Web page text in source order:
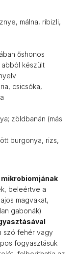
málna, ribizli,
őshonos
készült
csicsóka,
zöldbanán (más
burgonya, rizs,
beleértve a
magvakat,
gabonák)
szó fehér vagy
fogyasztásuk